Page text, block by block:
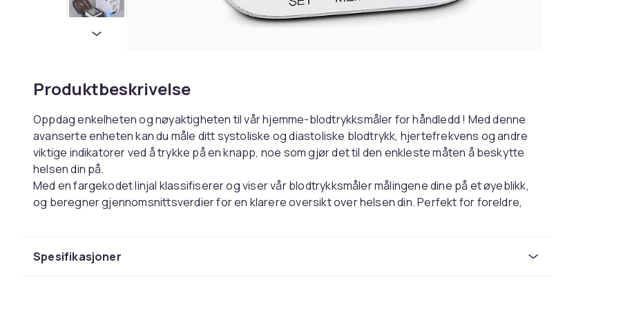
Produktbeskrivelse
Oppdag enkelheten og nøyaktigheten til vår hjemme-blodtrykksmåler for håndledd ! Med denne
avanserte enheten kan du måle ditt systoliske og diastoliske blodtrykk, hjertefrekvens og andre
viktige indikatorer ved å trykke på en knapp, noe som gjør det til den enkleste måten å beskytte
helsen din på.
Med en fargekodet linjal klassifiserer og viser vår blodtrykksmåler målingene dine på et øyeblikk,
og beregner gjennomsnittsverdier for en klarere oversikt over helsen din. Perfekt for foreldre,
Den smarte minnefunksjonen lagrer avlesninger for opptil 2 brukere og kan lagre opptil 198
avlesninger med tidsstempler for enkel tilgang til historikken din. I tillegg presenterer den
Spesifikasjoner